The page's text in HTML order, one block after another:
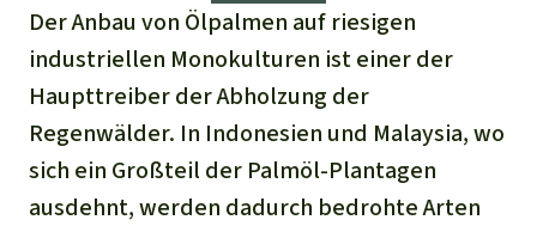
Tropenholz
Aluminium
Gold
01/2025
Ältere Ausgaben
Stiftung
Kontakt
Transparenz
Banner einbinden
Freianzeigen
Français
Italiano
Português
Spenden für ein Thema
Tierschutz
Waldschutz
Schutz von Indigenen
Spenden für eine Region
Afrika
Der Anbau von Ölpalmen auf riesigen
industriellen Monokulturen ist einer der
Haupttreiber der Abholzung der
Regenwälder. In Indonesien und Malaysia, wo
sich ein Großteil der Palmöl-Plantagen
ausdehnt, werden dadurch bedrohte Arten